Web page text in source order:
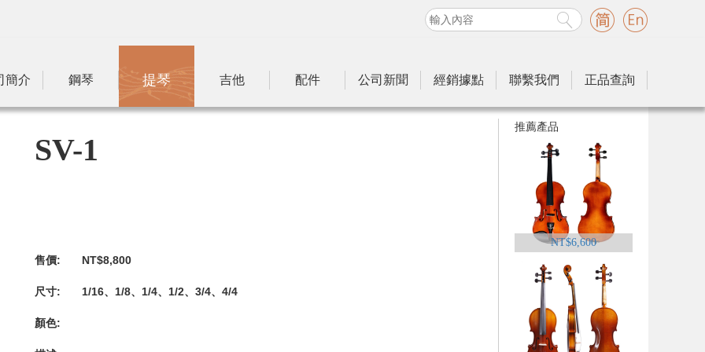
簡介 鋼琴 提琴 吉他 配件 公司新聞 經銷據點 聯繫我們 正品查詢
SV-1
售價: NT$8,800
尺寸: 1/16、1/8、1/4、1/2、3/4、4/4
顏色:
推薦產品
NT$6,600